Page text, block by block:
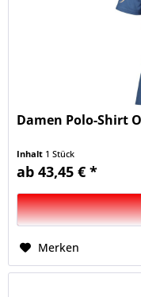
Damen Polo-Shirt
Inhalt 1 Stück
ab 43,45 € *
Merken